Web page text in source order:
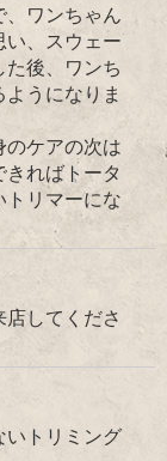
、ワンちゃん
い、スウェー
後、ワンち
うになりま
のケアの次は
ればトータ
トリマーにな
してくださ
いトリミング